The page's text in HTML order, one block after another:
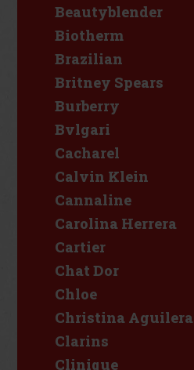
Beautyblender
Biotherm
Brazilian
Britney Spears
Burberry
Bvlgari
Cacharel
Calvin Klein
Cannaline
Carolina Herrera
Cartier
Chat Dor
Chloe
Christina Aguilera
Clarins
Clinique